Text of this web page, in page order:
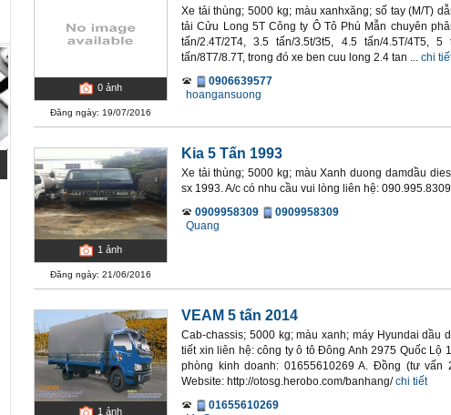
0 ảnh
Đăng ngày: 19/07/2016
Xe tải thùng; 5000 kg; màu xanhxăng; số tay (M/T)
tải Cửu Long 5T Công ty Ô Tô Phú Mẫn chuyên
tấn/2.4T/2T4, 3.5 tấn/3.5t/3t5, 4.5 tấn/4.5T/4T5,
tấn/8T7/8.7T, trong đó xe ben cuu long 2.4 tan ... chi
0906639577
hoangansuong
1 ảnh
Đăng ngày: 21/06/2016
Kia 5 Tấn 1993
Xe tải thùng; 5000 kg; màu Xanh duong damdầu
sx 1993. A/c có nhu cầu vui lòng liên hệ: 090.995.8309
0909958309
0909958309
Quang
1 ảnh
VEAM 5 tấn 2014
Cab-chassis; 5000 kg; màu xanh; máy Hyundai dầu
tiết xin liên hệ: công ty ô tô Đông Anh 2975 Quốc Lộ
phòng kinh doanh: 01655610269 A. Đồng (tư vấn
Website: http://otosg.herobo.com/banhang/chi tiết
01655610269